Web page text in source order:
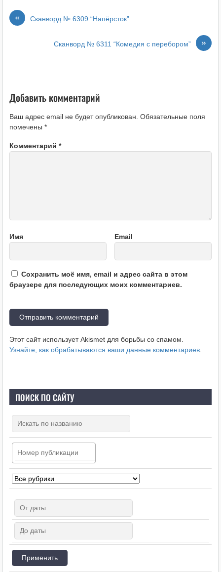
« Сканворд № 6309 “Напёрсток”
»
Сканворд № 6311 “Комедия с перебором”
Добавить комментарий
Ваш адрес email не будет опубликован. Обязательные поля
помечены *
Комментарий *
Имя Email
Сохранить моё имя, email и адрес сайта в этом
браузере для последующих моих комментариев.
Этот сайт использует Akismet для борьбы со спамом.
Узнайте, как обрабатываются ваши данные комментариев.
ПОИСК ПО САЙТУ